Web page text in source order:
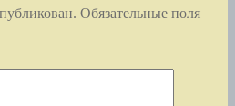
Обязательные поля